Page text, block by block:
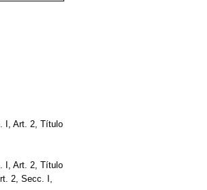
I, Art. 2, Título
I, Art. 2, Título
2, Secc. I,